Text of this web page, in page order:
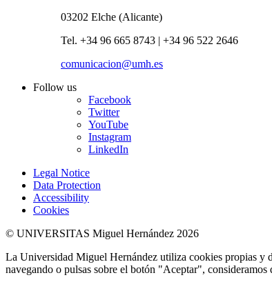
03202 Elche (Alicante)
Tel. +34 96 665 8743 | +34 96 522 2646
comunicacion@umh.es
Follow us
Facebook
Twitter
YouTube
Instagram
LinkedIn
Legal Notice
Data Protection
Accessibility
Cookies
© UNIVERSITAS Miguel Hernández 2026
La Universidad Miguel Hernández utiliza cookies propias y
navegando o pulsas sobre el botón "Aceptar",